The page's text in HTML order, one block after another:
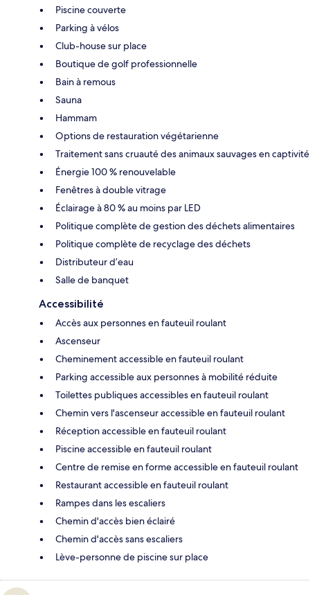
Piscine couverte
Parking à vélos
Club-house sur place
Boutique de golf professionnelle
Bain à remous
Sauna
Hammam
Options de restauration végétarienne
Traitement sans cruauté des animaux sauvages en captivité
Énergie 100 % renouvelable
Fenêtres à double vitrage
Éclairage à 80 % au moins par LED
Politique complète de gestion des déchets alimentaires
Politique complète de recyclage des déchets
Distributeur d’eau
Salle de banquet
Accessibilité
Accès aux personnes en fauteuil roulant
Ascenseur
Cheminement accessible en fauteuil roulant
Parking accessible aux personnes à mobilité réduite
Toilettes publiques accessibles en fauteuil roulant
Chemin vers l'ascenseur accessible en fauteuil roulant
Réception accessible en fauteuil roulant
Piscine accessible en fauteuil roulant
Centre de remise en forme accessible en fauteuil roulant
Restaurant accessible en fauteuil roulant
Rampes dans les escaliers
Chemin d'accès bien éclairé
Chemin d'accès sans escaliers
Lève-personne de piscine sur place